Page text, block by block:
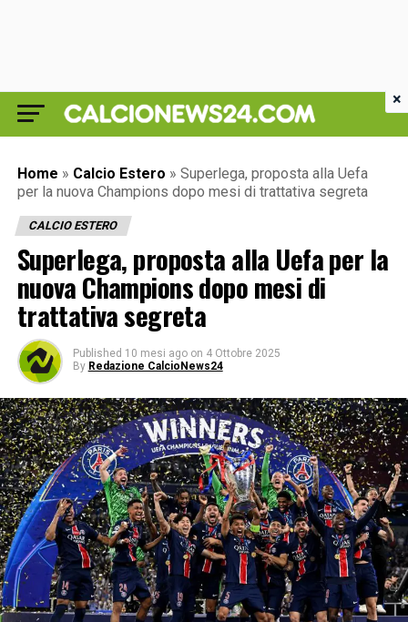
Home » Calcio Estero » Superlega, proposta alla Uefa
per la nuova Champions dopo mesi di trattativa segreta
CALCIO ESTERO
Superlega, proposta alla Uefa per la
nuova Champions dopo mesi di
trattativa segreta
Published 10 mesi ago on 4 Ottobre 2025
By Redazione CalcioNews24
×